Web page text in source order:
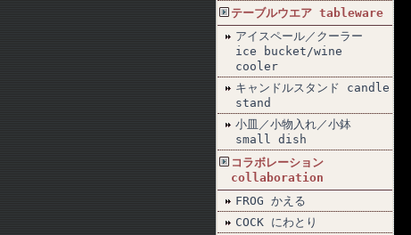
テーブルウエア tableware
アイスペール／クーラー
ice bucket/wine
cooler
キャンドルスタンド candle
stand
小皿／小物入れ／小鉢
small dish
コラボレーション
collaboration
FROG かえる
COCK にわとり